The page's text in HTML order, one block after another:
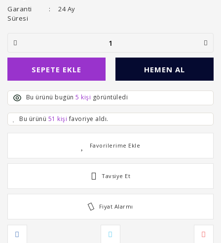
Garanti
Süresi
24 Ay
SEPETE EKLE HEMEN AL
Bu ürünü bugün 5 kişi görüntüledi
Bu ürünü 51 kişi favoriye aldı.
Tavsiye Et
Fiyat Alarmı